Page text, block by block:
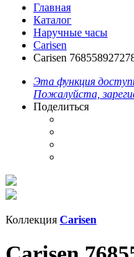
Главная
Каталог
Наручные часы
Carisen
Carisen
Эта функция
Пожалуйста,
Поделиться
Коллекция Carisen